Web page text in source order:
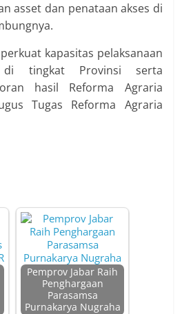
asset dan penataan akses di
kapasitas pelaksanaan
di tingkat Provinsi serta
hasil Reforma Agraria
Tugas Reforma Agraria
Pemprov Jabar Raih
Penghargaan
Parasamsa
Purnakarya Nugraha